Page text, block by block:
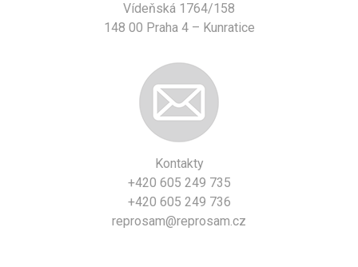
Vídeňská 1764/158
148 00 Praha 4 – Kunratice
Kontakty
+420 605 249 735
+420 605 249 736
reprosam@reprosam.cz